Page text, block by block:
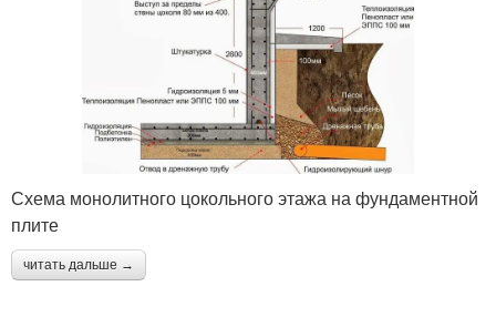
Схема монолитного цокольного этажа на фундаментной
плите
читать дальше →